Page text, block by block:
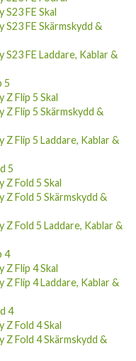
S23 FE Skal
S23 FE Skärmskydd &
S23 FE Laddare, Kablar &
5
Z Flip 5 Skal
Z Flip 5 Skärmskydd &
Z Flip 5 Laddare, Kablar &
5
Z Fold 5 Skal
Z Fold 5 Skärmskydd &
Z Fold 5 Laddare, Kablar &
4
Z Flip 4 Skal
Z Flip 4 Laddare, Kablar &
4
Z Fold 4 Skal
Z Fold 4 Skärmskydd &